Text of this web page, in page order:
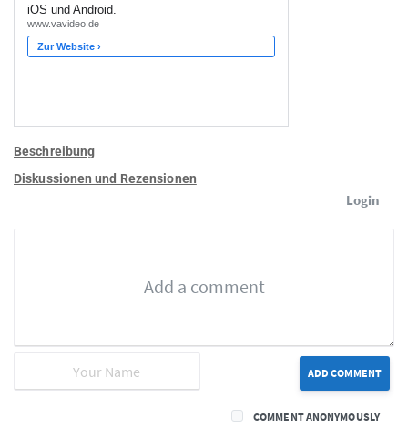
Beschreibung
Diskussionen und Rezensionen
Login
ADD COMMENT
COMMENT ANONYMOUSLY